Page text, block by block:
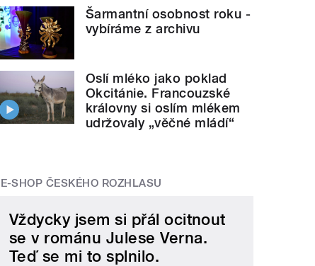
Šarmantní osobnost roku -
vybíráme z archivu
Oslí mléko jako poklad
Okcitánie. Francouzské
královny si oslím mlékem
udržovaly „věčné mládí“
E-SHOP ČESKÉHO ROZHLASU
Vždycky jsem si přál ocitnout
se v románu Julese Verna.
Teď se mi to splnilo.